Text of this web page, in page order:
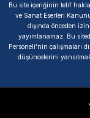
Bu site içeriğinin telif
ve Sanat Eserleri
dışında önceden
yayımlanamaz. Bu
Personeli'nin çalışmaları
düşüncelerini